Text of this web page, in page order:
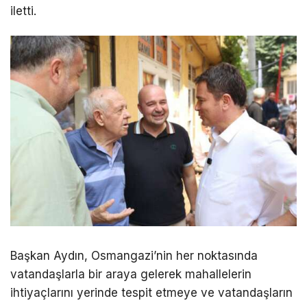
iletti.
Başkan Aydın, Osmangazi’nin her noktasında
vatandaşlarla bir araya gelerek mahallelerin
ihtiyaçlarını yerinde tespit etmeye ve vatandaşların